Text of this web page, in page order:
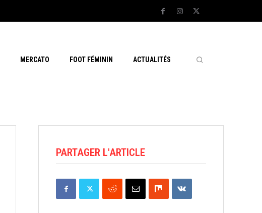
MERCATO FOOT FÉMININ ACTUALITÉS
PARTAGER L'ARTICLE